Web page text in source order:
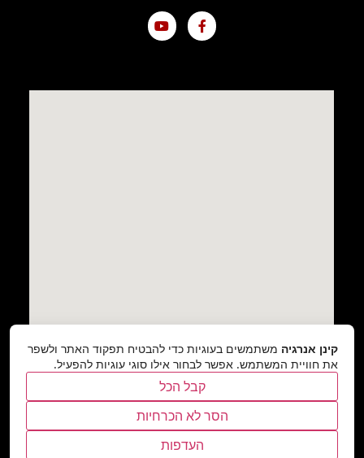
קינן אנרגיה משתמשים בעוגיות כדי להבטיח תפקוד האתר ולשפר
את חוויית המשתמש. אפשר לבחור אילו סוגי עוגיות להפעיל.
קבל הכל
הסר לא הכרחיות
העדפות